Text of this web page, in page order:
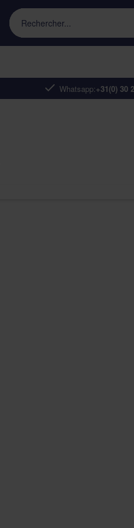
Whatsapp:+31(0) 30
Rechercher...